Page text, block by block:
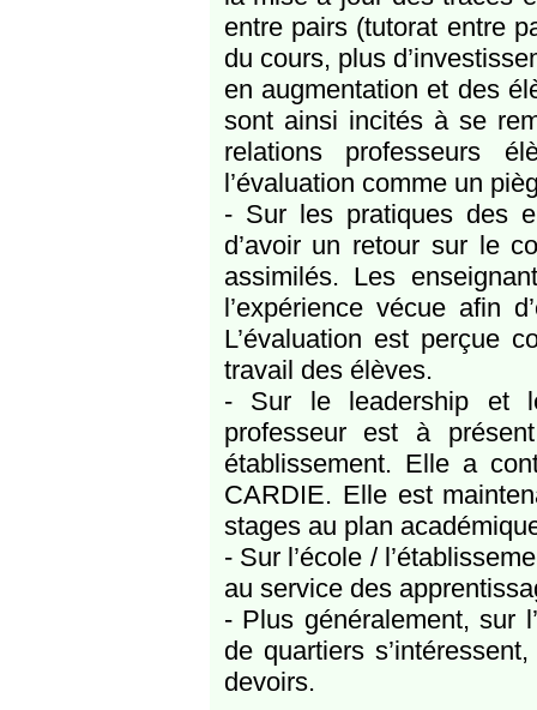
entre pairs (tutorat entre
du cours, plus
en augmentation et des
sont ainsi incités à se
relations professeurs
l’évaluation comme un
- Sur les pratiques des
d’avoir un retour sur le
assimilés. Les
l’expérience vécue afin
L’évaluation est perçue
travail des élèves.
- Sur le leadership et
professeur est à
établissement. Elle a
CARDIE. Elle est
stages au plan
- Sur l’école /
au service des
- Plus généralement, sur
de quartiers
devoirs.